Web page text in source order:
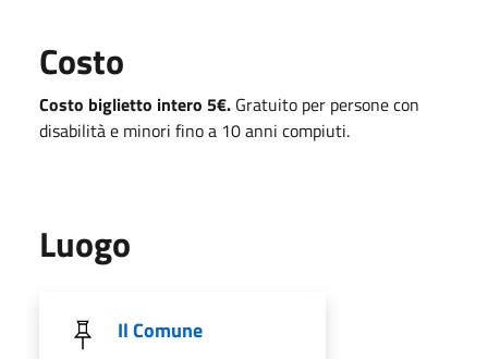
Costo
Costo biglietto intero 5€. Gratuito per persone con
disabilità e minori fino a 10 anni compiuti.
Luogo
Il Comune